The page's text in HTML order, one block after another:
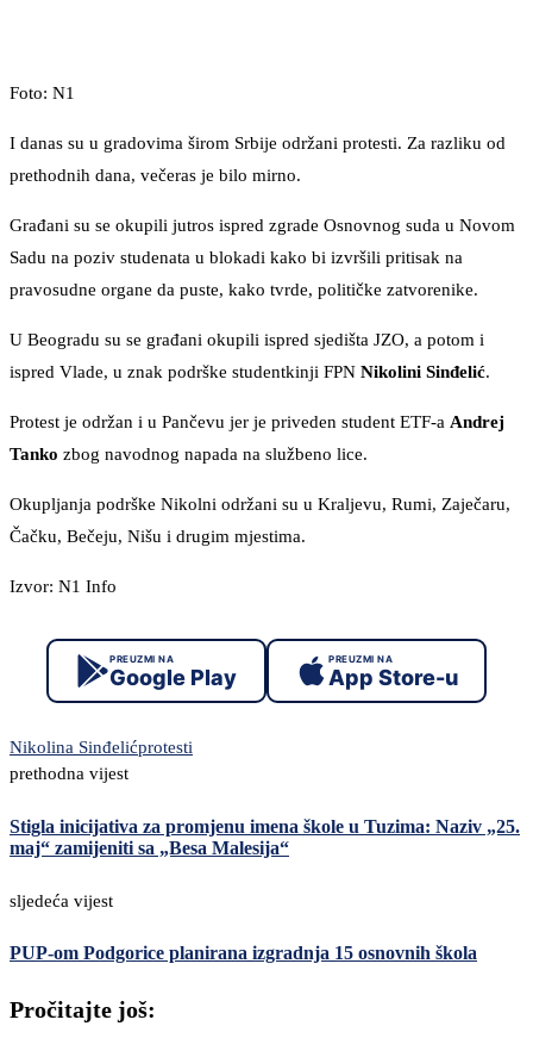
Foto: N1
I danas su u gradovima širom Srbije održani protesti. Za razliku od
prethodnih dana, večeras je bilo mirno.
Građani su se okupili jutros ispred zgrade Osnovnog suda u Novom
Sadu na poziv studenata u blokadi kako bi izvršili pritisak na
pravosudne organe da puste, kako tvrde, političke zatvorenike.
U Beogradu su se građani okupili ispred sjedišta JZO, a potom i
ispred Vlade, u znak podrške studentkinji FPN Nikolini Sinđelić.
Protest je održan i u Pančevu jer je priveden student ETF-a Andrej
Tanko zbog navodnog napada na službeno lice.
Okupljanja podrške Nikolni održani su u Kraljevu, Rumi, Zaječaru,
Čačku, Bečeju, Nišu i drugim mjestima.
Izvor: N1 Info
PREUZMI NA
Google Play
PREUZMI NA
App Store-u
Nikolina Sinđelićprotesti
prethodna vijest
Stigla inicijativa za promjenu imena škole u Tuzima: Naziv „25.
maj“ zamijeniti sa „Besa Malesija“
sljedeća vijest
PUP-om Podgorice planirana izgradnja 15 osnovnih škola
Pročitajte još: